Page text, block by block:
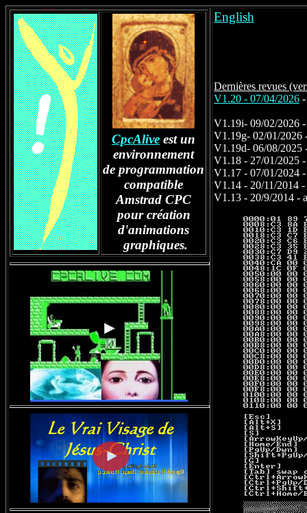
CpcAlive est un
environnement
de programmation
compatible
Amstrad CPC
pour création
d'animations
graphiques.
English
Dernières revues
V1.20 - 07/04/2026
V1.19i- 09/02/2026
V1.19g- 02/01/2026
V1.19d- 06/08/2025
V1.18 - 27/01/2025
V1.17 - 07/01/2024
V1.14 - 20/11/2014 -
V1.13 - 20/9/2014 -